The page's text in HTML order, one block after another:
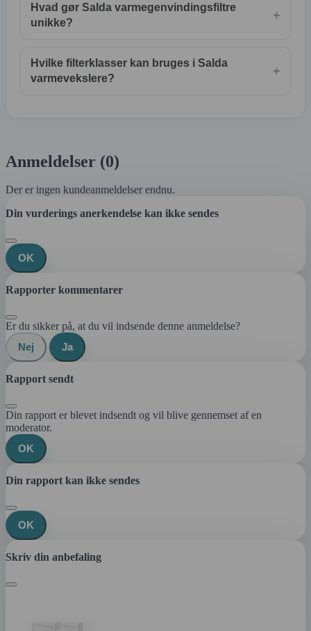
Hvad gør Salda varmegenvindingsfiltre
unikke?
+
Hvilke filterklasser kan bruges i Salda
varmevekslere?
+
Anmeldelser (0)
Der er ingen kundeanmeldelser endnu.
Din vurderings anerkendelse kan ikke sendes
OK
Rapporter kommentarer
Er du sikker på, at du vil indsende denne anmeldelse?
Nej
Ja
Rapport sendt
Din rapport er blevet indsendt og vil blive gennemset af en
moderator.
OK
Din rapport kan ikke sendes
OK
Skriv din anbefaling